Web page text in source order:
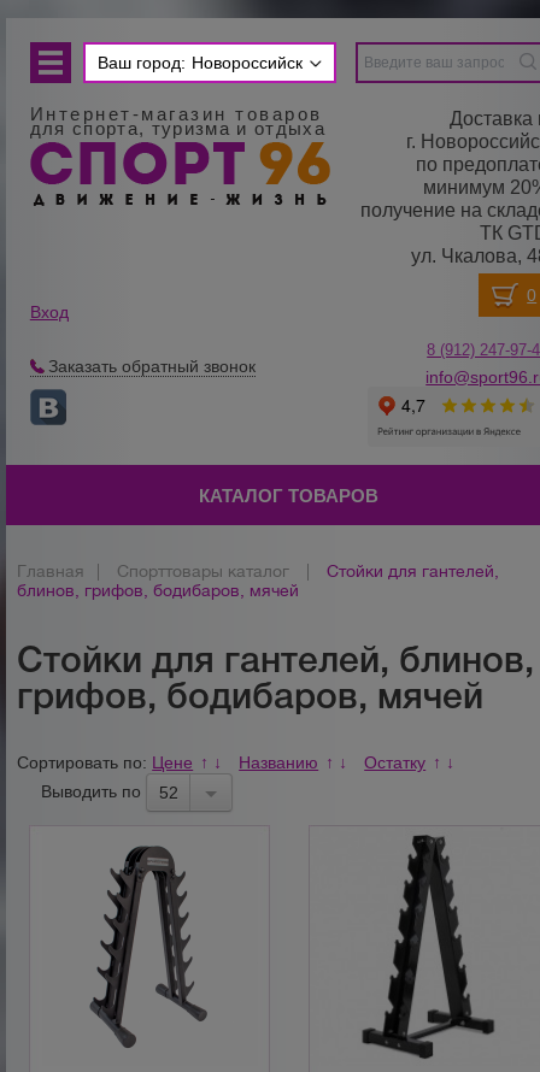
Ваш город: Новороссийск
Интернет-магазин товаров
для спорта, туризма и отдыха
Доставка
г.
по
минимум
получение на
ТК
ул. Чкалова,
Вход
Заказать обратный звонок
8 (912) 247-97-
КАТАЛОГ ТОВАРОВ
Главная Спорттовары каталог
Стойки для гантелей,
блинов, грифов, бодибаров, мячей
Стойки для гантелей, блинов,
грифов, бодибаров, мячей
Сортировать по: Цене ↑ ↓ Названию ↑ ↓ Остатку ↑ ↓
Выводить по 52